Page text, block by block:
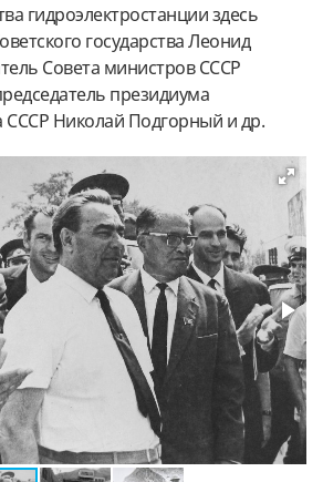
гидроэлектростанции здесь
государства Леонид
Совета министров СССР
президиума
СССР Николай Подгорный и др.